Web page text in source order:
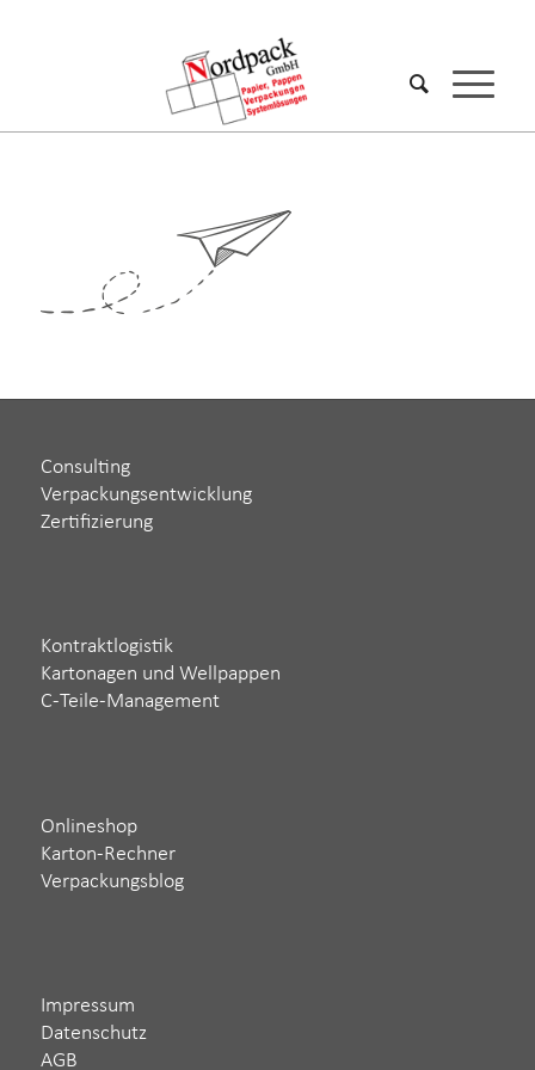
Consulting
Verpackungsentwicklung
Zertifizierung
Kontraktlogistik
Kartonagen und Wellpappen
C-Teile-Management
Onlineshop
Karton-Rechner
Verpackungsblog
Impressum
Datenschutz
AGB